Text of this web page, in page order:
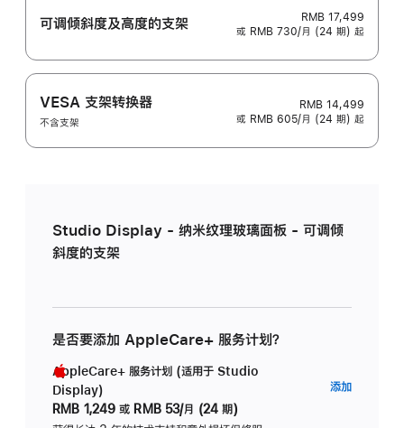
可调倾斜度及高‍度的支‍架
RMB 17,499
或 RMB 730/月 (24 期) 起
VESA 支架转换器
不含支架
RMB 14,499
或 RMB 605/月 (24 期) 起
Studio Display - 纳米纹理玻璃面板 - 可调倾
斜度的支架
是否要添加 AppleCare+ 服务计划？
AppleCare+ 服务计划 (适用于 Studio
Display)
RMB 1,249 或 RMB 53/月 (24 期)
添加